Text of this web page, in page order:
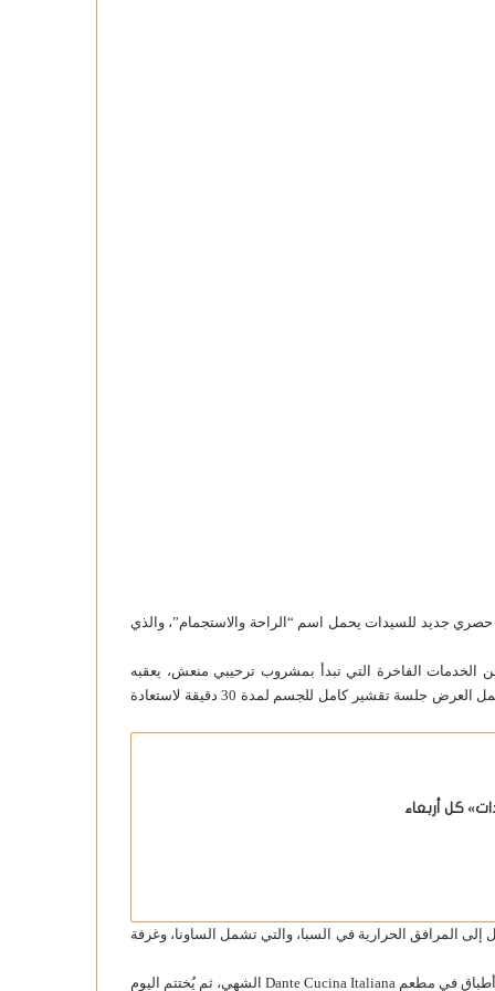
جديد للسيدات يحمل اسم “الراحة والاستجمام”، والذي
الخدمات الفاخرة التي تبدأ بمشروب ترحيبي منعش، يعقبه
جلسة تدليك لمدة 60 دقيقة تمنح الضيوف شعورًا بالراحة التامة. كما يشمل العرض جلسة تقشير كامل للجسم لمدة 30 دقيقة لاستعادة
إلى المرافق الحرارية في السبا، والتي تشمل الساونا، وغرفة
ويمكن للضيوف التمتع بتجربة طهي راقية مع قائمة طعام مكونة من ثلاثة أطباق في مطعم Dante Cucina Italiana الشهي، ثم يُختتم اليوم